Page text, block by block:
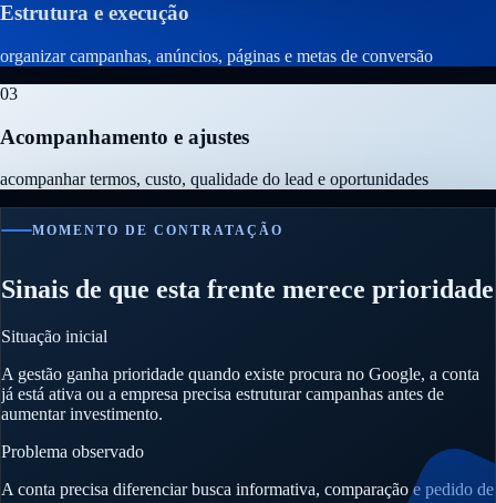
Estrutura e execução
organizar campanhas, anúncios, páginas e metas de conversão
03
Acompanhamento e ajustes
acompanhar termos, custo, qualidade do lead e oportunidades
MOMENTO DE CONTRATAÇÃO
Sinais de que esta frente merece prioridade
Situação inicial
A gestão ganha prioridade quando existe procura no Google, a conta
já está ativa ou a empresa precisa estruturar campanhas antes de
aumentar investimento.
Problema observado
A conta precisa diferenciar busca informativa, comparação e pedido de